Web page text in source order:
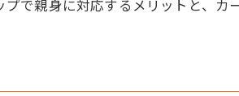
で親身に対応するメリットと、